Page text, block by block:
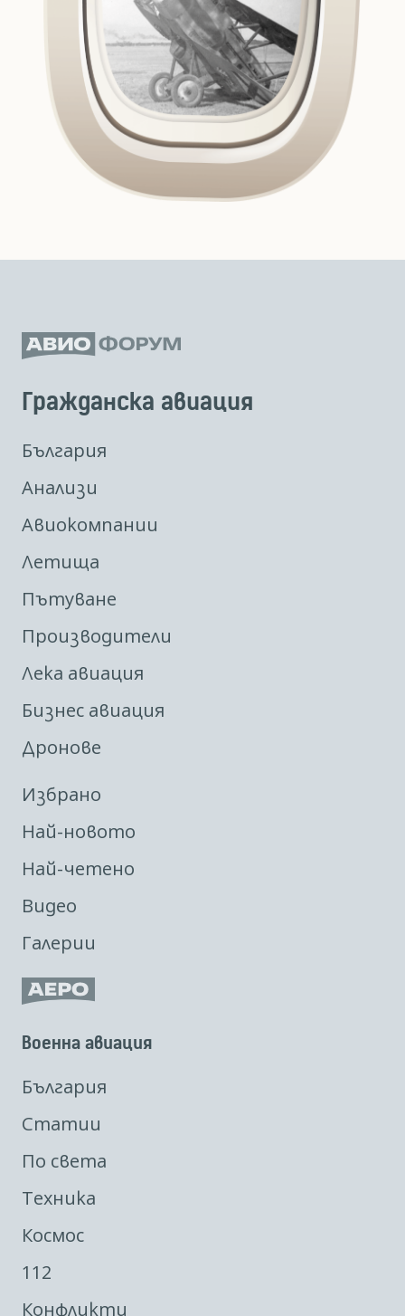
Гражданска авиация
България
Анализи
Авиокомпании
Летища
Пътуване
Производители
Лека авиация
Бизнес авиация
Дронове
Избрано
Най-новото
Най-четено
Видео
Галерии
Военна авиация
България
Статии
По света
Техника
Космос
112
Конфликти